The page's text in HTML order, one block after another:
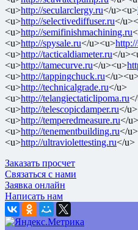
<u>http://secularclergy.ru</u><u>
<u>http://selectivediffuser.ru</
<u>http://semifinishmachining.ru
<u>http://spysale.ru</u><u>
<u>http://tacticaldiameter.ru</
<u>http://tamecurve.ru</u><u>
<u>http://tappingchuck.ru</
<u>http://technicalgrade.ru</u>
<u>http://telangiectaticlipoma.ru
<u>http://telescopicdamper.ru</
<u>http://temperedmeasure.ru</u>
<u>http://tenementbuilding.ru</
<u>http://ultraviolettesting.ru</u>
Заказать просчет
Связаться с нами
Заявка онлайн
Написать нам